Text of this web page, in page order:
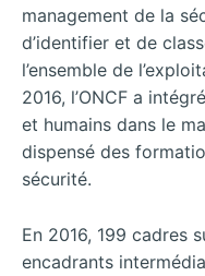
management de la
d’identifier et de
l’ensemble de
2016, l’ONCF a
et humains dans le
dispensé des
sécurité.
En 2016, 199 cadres
encadrants